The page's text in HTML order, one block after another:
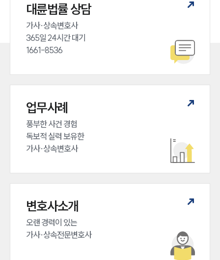
대륜법률 상담
가사·상속변호사
365일 24시간 대기
1661-8536
업무사례
풍부한 사건 경험
독보적 실력 보유한
가사·상속변호사
변호사소개
오랜 경력이 있는
가사·상속전문변호사